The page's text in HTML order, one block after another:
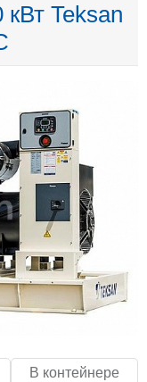
кВт Teksan
В контейнере